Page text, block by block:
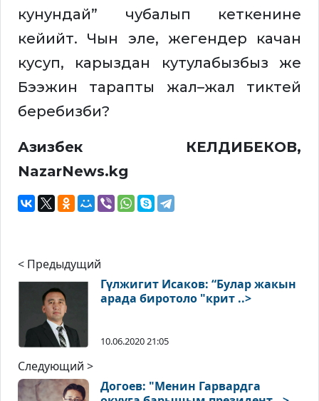
кунундай” чубалып кеткенине
кейийт. Чын эле, жегендер качан
кусуп, карыздан кутулабызбыз же
Бээжин тарапты жал–жал тиктей
беребизби?
Азизбек КЕЛДИБЕКОВ,
NazarNews.kg
< Предыдущий
Гүлжигит Исаков: “Булар жакын
арада биротоло "крит ..>
10.06.2020 21:05
Следующий >
Догоев: "Менин Гарвардга